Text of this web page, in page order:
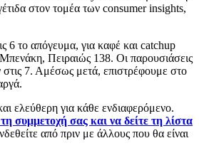
στον τομέα των consumer insights,
6 το απόγευμα, για καφέ και catchup
Πειραιώς 138. Οι παρουσιάσεις
στις 7. Αμέσως μετά, επιστρέφουμε στο
ελεύθερη για κάθε ενδιαφερόμενο.
συμμετοχή σας και να δείτε τη λίστα
από πριν με άλλους που θα είναι